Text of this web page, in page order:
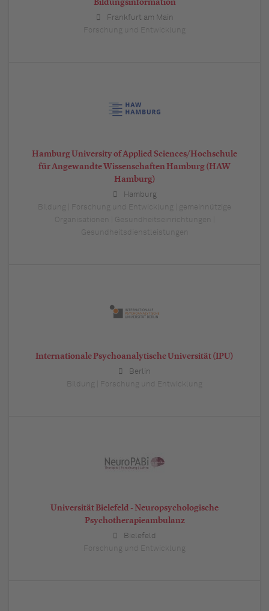
Bildungsinformation
Frankfurt am Main
Forschung und Entwicklung
Hamburg University of Applied Sciences/Hochschule
für Angewandte Wissenschaften Hamburg (HAW
Hamburg)
Hamburg
Bildung | Forschung und Entwicklung | gemeinnützige
Organisationen | Gesundheitseinrichtungen |
Gesundheitsdienstleistungen
Internationale Psychoanalytische Universität (IPU)
Berlin
Bildung | Forschung und Entwicklung
Universität Bielefeld - Neuropsychologische
Psychotherapieambulanz
Bielefeld
Forschung und Entwicklung